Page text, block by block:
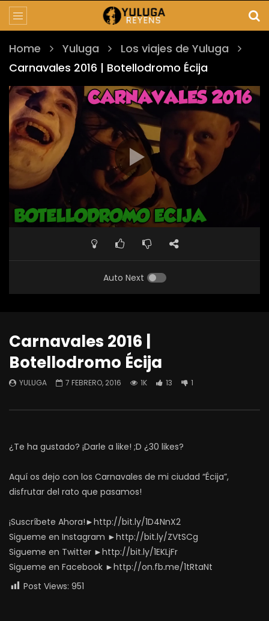
Home Yuluga
Los viajes de Yuluga
Carnavales 2016 | Botellodromo Écija
Auto Next
Carnavales 2016 |
Botellodromo Écija
YULUGA 7 FEBRERO, 2016 1K 13 1
¿Te ha gustado? ¡Darle a like! ;D ¿30 likes?
Aquí os dejo con los Carnavales de mi ciudad “Écija”,
disfrutar del rato que pasamos!
¡Suscríbete Ahora!►http://bit.ly/1D4NnX2
Sigueme en Instagram ►http://bit.ly/ZVtSCg
Sigueme en Twitter ►http://bit.ly/1EKLjFr
Sigueme en Facebook ►http://on.fb.me/1tRtaNt
Post Views: 951